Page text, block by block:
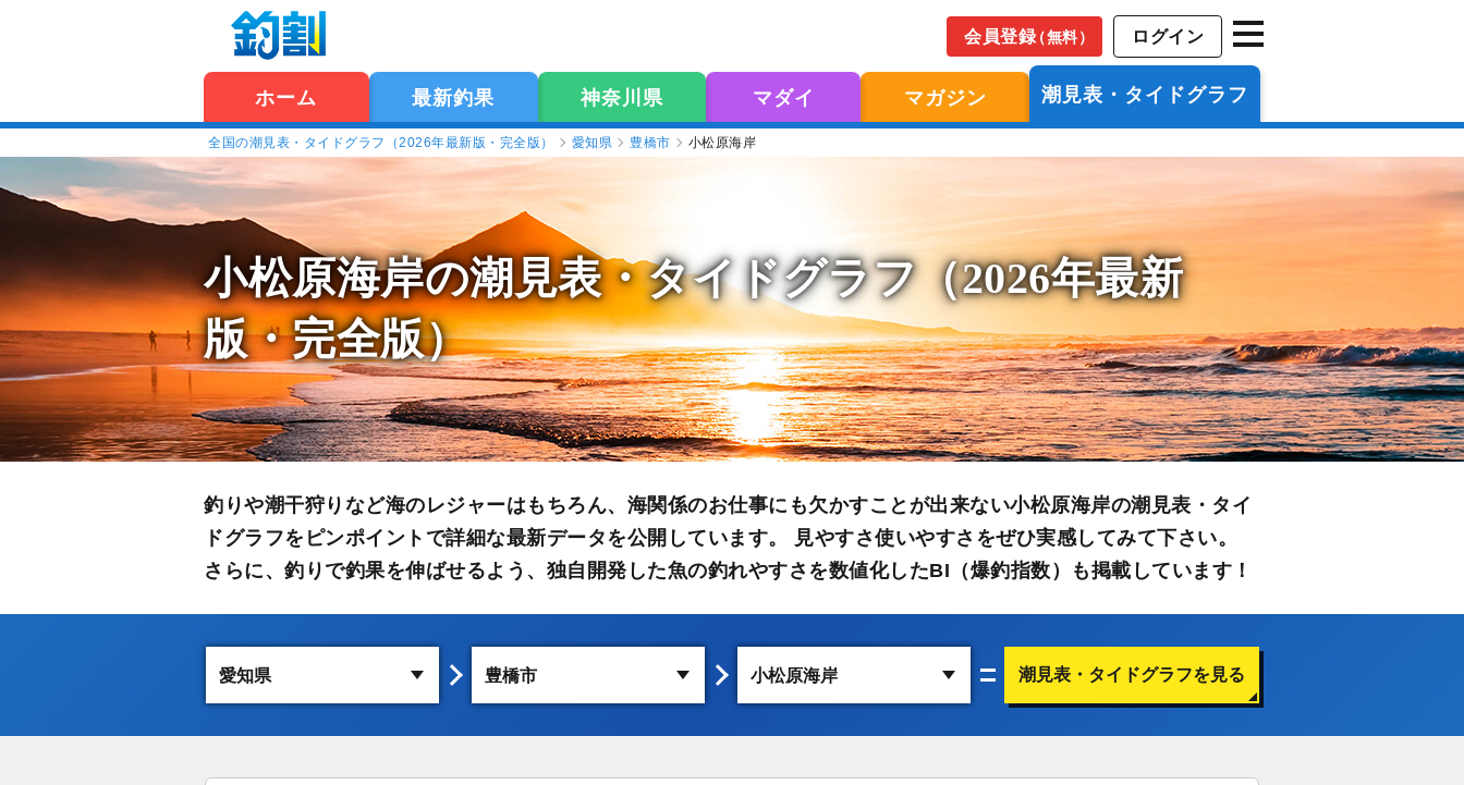
会員登録（無料） ログイン
ホーム 最新釣果 神奈川県 マダイ マガジン 潮見表・タイドグラフ
全国の潮見表・タイドグラフ（2026年最新版・完全版） 愛知県 豊橋市 小松原海岸
小松原海岸の潮見表・タイドグラフ（2026年最新
版・完全版）
釣りや潮干狩りなど海のレジャーはもちろん、海関係のお仕事にも欠かすことが出来ない小松原海岸の潮見表・タイ
ドグラフをピンポイントで詳細な最新データを公開しています。 見やすさ使いやすさをぜひ実感してみて下さい。
さらに、釣りで釣果を伸ばせるよう、独自開発した魚の釣れやすさを数値化したBI（爆釣指数）も掲載しています！
潮見表・タイドグラフを見る